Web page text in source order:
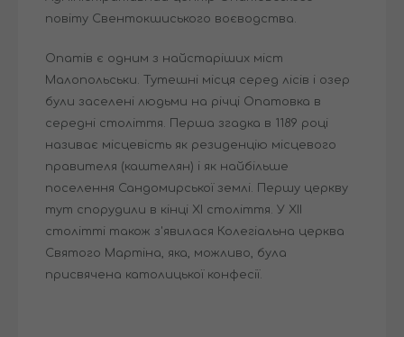
повіту Свентокшиського воєводства.
Опатів є одним з найстаріших міст
Малопольськи. Тутешні місця серед лісів і озер
були заселені людьми на річці Опатовка в
середні століття. Перша згадка в 1189 році
називає місцевість як резиденцію місцевого
правителя (каштелян) і як найбільше
поселення Сандомирської землі. Першу церкву
тут спорудили в кінці XI століття. У XII
столітті також з'явилася Колегіальна церква
Святого Мартіна, яка, можливо, була
присвячена католицької конфесії.